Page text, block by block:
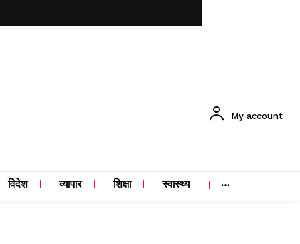
My account
विदेश व्यापार शिक्षा स्वास्थ्य